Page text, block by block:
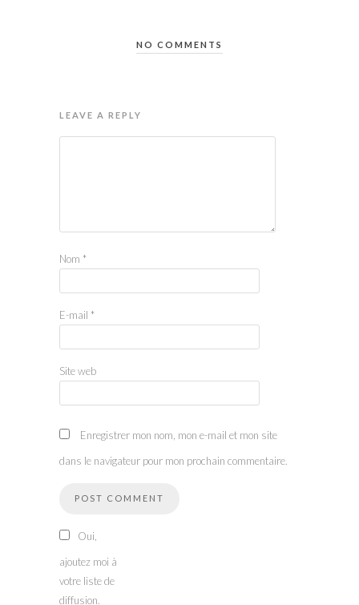
NO COMMENTS
LEAVE A REPLY
Nom *
E-mail *
Site web
Enregistrer mon nom, mon e-mail et mon site
dans le navigateur pour mon prochain commentaire.
Oui,
ajoutez moi à
votre liste de
diffusion.